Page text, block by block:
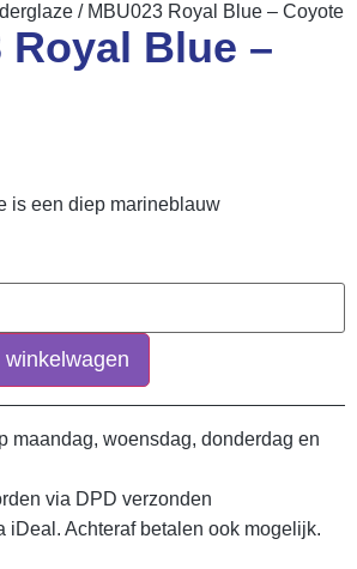
/ MBU023 Royal Blue – Coyote
Royal Blue –
is een diep marineblauw
maandag, woensdag, donderdag en
via DPD verzonden
iDeal. Achteraf betalen ook mogelijk.